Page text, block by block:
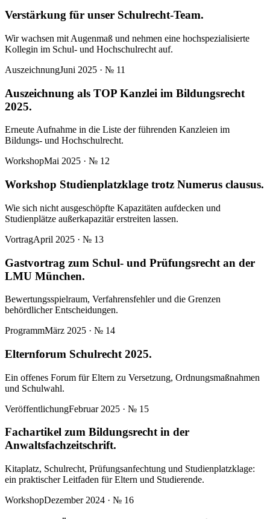
Verstärkung für unser Schulrecht-Team.
Wir wachsen mit Augenmaß und nehmen eine hochspezialisierte
Kollegin im Schul- und Hochschulrecht auf.
AuszeichnungJuni 2025 · № 11
Auszeichnung als TOP Kanzlei im Bildungsrecht
2025.
Erneute Aufnahme in die Liste der führenden Kanzleien im
Bildungs- und Hochschulrecht.
WorkshopMai 2025 · № 12
Workshop Studienplatzklage trotz Numerus clausus.
Wie sich nicht ausgeschöpfte Kapazitäten aufdecken und
Studienplätze außerkapazitär erstreiten lassen.
VortragApril 2025 · № 13
Gastvortrag zum Schul- und Prüfungsrecht an der
LMU München.
Bewertungsspielraum, Verfahrensfehler und die Grenzen
behördlicher Entscheidungen.
ProgrammMärz 2025 · № 14
Elternforum Schulrecht 2025.
Ein offenes Forum für Eltern zu Versetzung, Ordnungsmaßnahmen
und Schulwahl.
VeröffentlichungFebruar 2025 · № 15
Fachartikel zum Bildungsrecht in der
Anwaltsfachzeitschrift.
Kitaplatz, Schulrecht, Prüfungsanfechtung und Studienplatzklage:
ein praktischer Leitfaden für Eltern und Studierende.
WorkshopDezember 2024 · № 16